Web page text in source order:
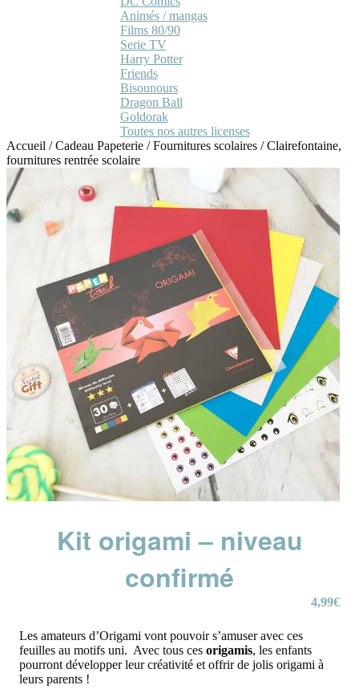
Animés / mangas
Films 80/90
Serie TV
Harry Potter
Friends
Bisounours
Dragon Ball
Goldorak
Toutes nos autres licenses
Accueil /Cadeau Papeterie /Fournitures scolaires /Clairefontaine,
fournitures rentrée scolaire
Kit origami – niveau
confirmé
4,99€
Les amateurs d’Origami vont pouvoir s’amuser avec ces
feuilles au motifs uni. Avec tous ces origamis, les enfants
pourront développer leur créativité et offrir de jolis origami à
leurs parents !